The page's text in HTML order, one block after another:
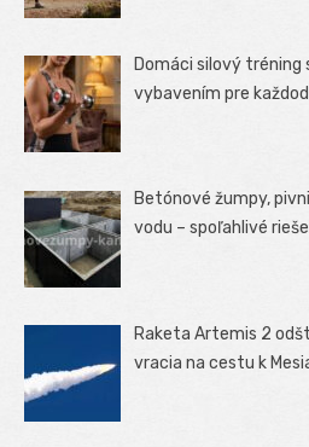
Domáci silový
vybavením pre
Betónové žumpy,
vodu – spoľahlivé
Raketa Artemis 2
vracia na cestu k